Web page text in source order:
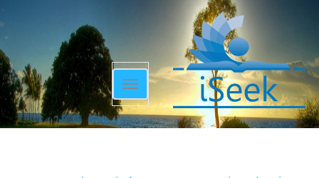
Toggle
navigation